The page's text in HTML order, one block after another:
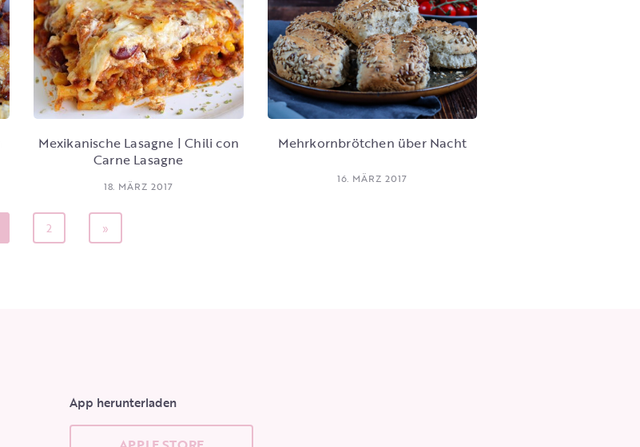
Mexikanische Lasagne | Chili con
Carne Lasagne
18. MÄRZ 2017
Mehrkornbrötchen über Nacht
16. MÄRZ 2017
2 »
App herunterladen